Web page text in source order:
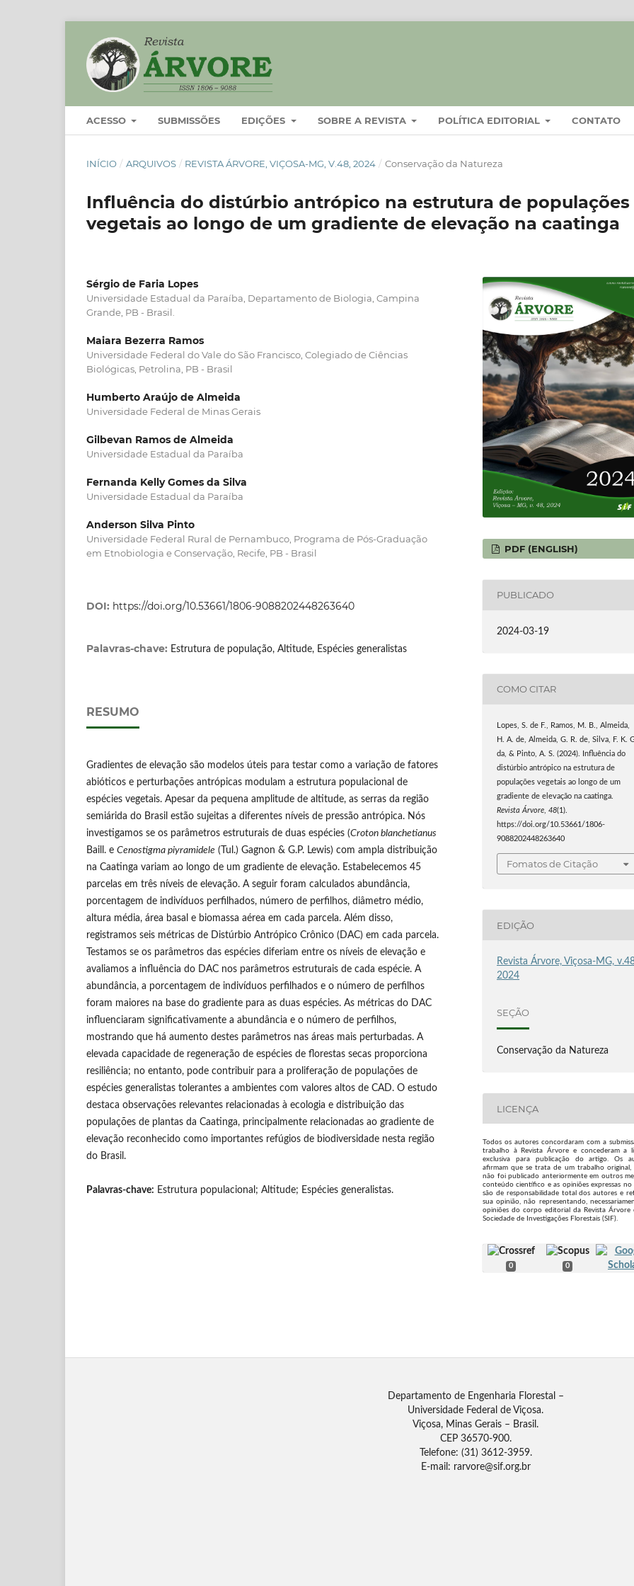
ACESSO SUBMISSÕES EDIÇÕES SOBRE A REVISTA POLÍTICA EDITORIAL CONTATO
INÍCIO / ARQUIVOS / REVISTA ÁRVORE, VIÇOSA-MG, V.48, 2024 / Conservação da Natureza
Influência do distúrbio antrópico na estrutura de populações
vegetais ao longo de um gradiente de elevação na caatinga
Sérgio de Faria Lopes
Universidade Estadual da Paraíba, Departamento de Biologia, Campina
Grande, PB - Brasil.
Maiara Bezerra Ramos
Universidade Federal do Vale do São Francisco, Colegiado de Ciências
Biológicas, Petrolina, PB - Brasil
Humberto Araújo de Almeida
Universidade Federal de Minas Gerais
Gilbevan Ramos de Almeida
Universidade Estadual da Paraíba
Fernanda Kelly Gomes da Silva
Universidade Estadual da Paraíba
Anderson Silva Pinto
Universidade Federal Rural de Pernambuco, Programa de Pós-Graduação
em Etnobiologia e Conservação, Recife, PB - Brasil
DOI: https://doi.org/10.53661/1806-9088202448263640
Palavras-chave: Estrutura de população, Altitude, Espécies generalistas
RESUMO
Gradientes de elevação são modelos úteis para testar como a variação de fatores
abióticos e perturbações antrópicas modulam a estrutura populacional de
espécies vegetais. Apesar da pequena amplitude de altitude, as serras da região
semiárida do Brasil estão sujeitas a diferentes níveis de pressão antrópica. Nós
investigamos se os parâmetros estruturais de duas espécies (Croton blanchetianus
Baill. e Cenostigma piyramidele (Tul.) Gagnon & G.P. Lewis) com ampla distribuição
na Caatinga variam ao longo de um gradiente de elevação. Estabelecemos 45
parcelas em três níveis de elevação. A seguir foram calculados abundância,
porcentagem de indivíduos perfilhados, número de perfilhos, diâmetro médio,
altura média, área basal e biomassa aérea em cada parcela. Além disso,
registramos seis métricas de Distúrbio Antrópico Crônico (DAC) em cada parcela.
Testamos se os parâmetros das espécies diferiam entre os níveis de elevação e
avaliamos a influência do DAC nos parâmetros estruturais de cada espécie. A
abundância, a porcentagem de indivíduos perfilhados e o número de perfilhos
foram maiores na base do gradiente para as duas espécies. As métricas do DAC
influenciaram significativamente a abundância e o número de perfilhos,
mostrando que há aumento destes parâmetros nas áreas mais perturbadas. A
elevada capacidade de regeneração de espécies de florestas secas proporciona
resiliência; no entanto, pode contribuir para a proliferação de populações de
espécies generalistas tolerantes a ambientes com valores altos de CAD. O estudo
destaca observações relevantes relacionadas à ecologia e distribuição das
populações de plantas da Caatinga, principalmente relacionadas ao gradiente de
elevação reconhecido como importantes refúgios de biodiversidade nesta região
do Brasil.
Palavras-chave: Estrutura populacional; Altitude; Espécies generalistas.
PDF (ENGLISH)
PUBLICADO
2024-03-19
COMO CITAR
Lopes, S. de F., Ramos, M. B., Almeida,
H. A. de, Almeida, G. R. de, Silva, F. K.
da, & Pinto, A. S. (2024). Influência do
distúrbio antrópico na estrutura de
populações vegetais ao longo de um
gradiente de elevação na caatinga.
Revista Árvore ,48(1).
https://doi.org/10.53661/1806-
9088202448263640
Fomatos de Citação
EDIÇÃO
Revista Árvore, Viçosa-MG,
2024
SEÇÃO
Conservação da Natureza
LICENÇA
Todos os autores concordaram com a
trabalho à Revista Árvore e concederam a
exclusiva para publicação do artigo. Os
afirmam que se trata de um trabalho original,
não foi publicado anteriormente em outros
conteúdo científico e as opiniões expressas no
são de responsabilidade total dos autores e
sua opinião, não representando,
opiniões do corpo editorial da Revista Árvore
Sociedade de Investigações Florestais (SIF).
0 0
Departamento de Engenharia Florestal –
Universidade Federal de Viçosa.
Viçosa, Minas Gerais – Brasil.
CEP 36570-900.
Telefone: (31) 3612-3959.
E-mail: rarvore@sif.org.br